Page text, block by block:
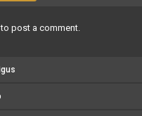
to post a comment.